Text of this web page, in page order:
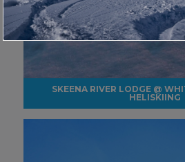
SKEENA RIVER LODGE @
HELISKIING